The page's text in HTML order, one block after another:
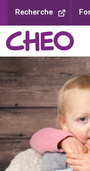
contenu
Recherche